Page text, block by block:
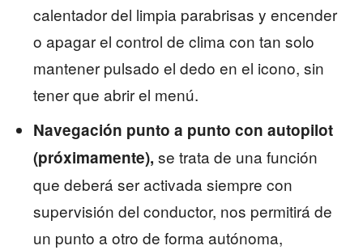
calentador del limpia parabrisas y encender
o apagar el control de clima con tan solo
mantener pulsado el dedo en el icono, sin
tener que abrir el menú.
Navegación punto a punto con autopilot
(próximamente), se trata de una función
que deberá ser activada siempre con
supervisión del conductor, nos permitirá de
un punto a otro de forma autónoma,